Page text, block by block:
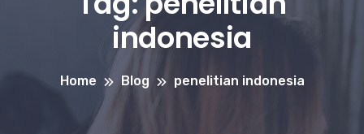
indonesia
Home Blog penelitian indonesia